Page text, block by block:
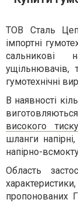
ТОВ Сталь Цеп
імпортні
сальникові
ущільнювачів,
гумотехнічні
В наявності
високого тиску
шланги
напірно-
Область
пропонованих